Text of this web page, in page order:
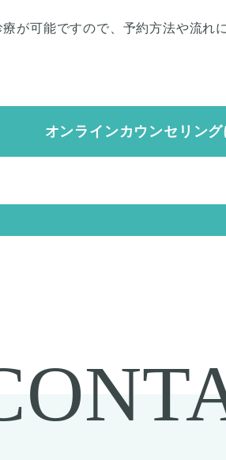
が可能ですので、予約方法や流れ
オンラインカウンセリン